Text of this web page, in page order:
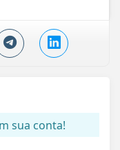
sua conta!